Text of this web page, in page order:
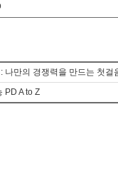
나만의 경쟁력을 만드는 첫걸
PD A to Z